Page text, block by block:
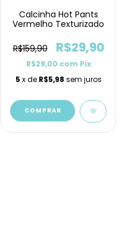
Calcinha Hot Pants
Vermelho Texturizado
R$159,90 R$29,90
R$29,00 com Pix
5 x de R$5,98 sem juros
COMPRAR